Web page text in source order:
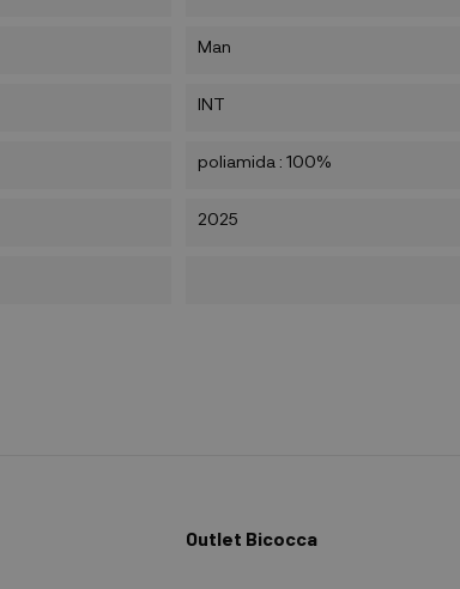
Man
INT
poliamida : 100%
2025
Outlet Bicocca